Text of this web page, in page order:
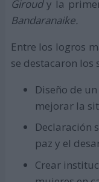
Giroudy la
Bandaranaike.
Entre los logros
se destacaron los
Diseño de
mejorar la
Declaración
paz y el
Crear